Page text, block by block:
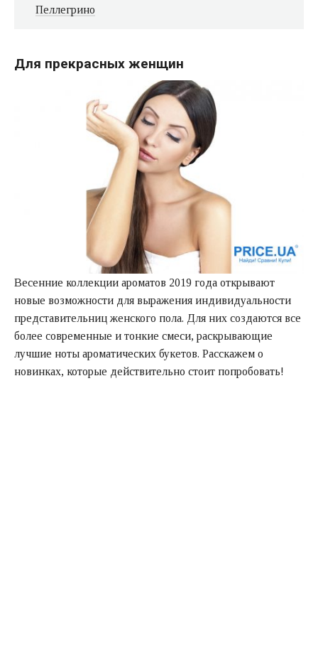
Пеллегрино
Для прекрасных женщин
Весенние коллекции ароматов 2019 года открывают
новые возможности для выражения индивидуальности
представительниц женского пола. Для них создаются все
более современные и тонкие смеси, раскрывающие
лучшие ноты ароматических букетов. Расскажем о
новинках, которые действительно стоит попробовать!